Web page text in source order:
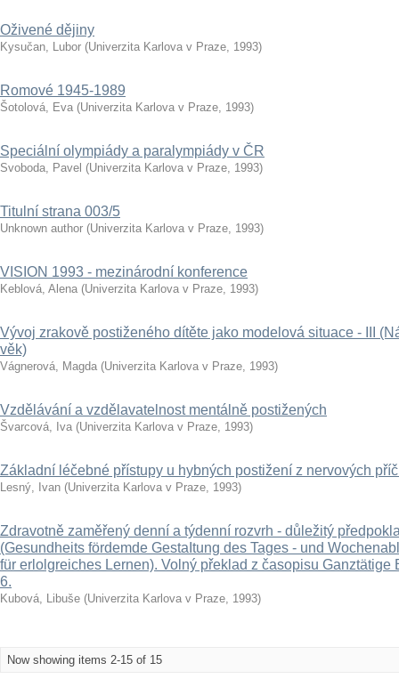
Oživené dějiny
Kysučan, Lubor (Univerzita Karlova v Praze, 1993)
Romové 1945-1989
Šotolová, Eva (Univerzita Karlova v Praze, 1993)
Speciální olympiády a paralympiády v ČR
Svoboda, Pavel (Univerzita Karlova v Praze, 1993)
Titulní strana 003/5
Unknown author (Univerzita Karlova v Praze, 1993)
VISION 1993 - mezinárodní konference
Keblová, Alena (Univerzita Karlova v Praze, 1993)
Vývoj zrakově postiženého dítěte jako modelová situace - III
věk)
Vágnerová, Magda (Univerzita Karlova v Praze, 1993)
Vzdělávání a vzdělavatelnost mentálně postižených
Švarcová, Iva (Univerzita Karlova v Praze, 1993)
Základní léčebné přístupy u hybných postižení z nervových
Lesný, Ivan (Univerzita Karlova v Praze, 1993)
Zdravotně zaměřený denní a týdenní rozvrh - důležitý
(Gesundheits fördemde GestaItung des Tages - und
für erlolgreiches Lernen). Volný překlad z časopisu
6.
Kubová, Libuše (Univerzita Karlova v Praze, 1993)
Now showing items 2-15 of 15